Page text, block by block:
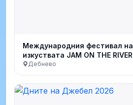
Международния фестивал на
изкуствата JAM ON THE
Дебнево